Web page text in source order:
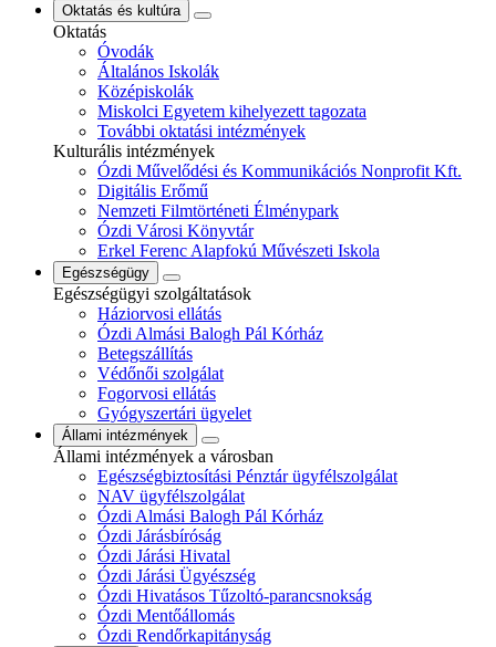
Oktatás és kultúra
Oktatás
Óvodák
Általános Iskolák
Középiskolák
Miskolci Egyetem kihelyezett tagozata
További oktatási intézmények
Kulturális intézmények
Ózdi Művelődési és Kommunikációs Nonprofit Kft.
Digitális Erőmű
Nemzeti Filmtörténeti Élménypark
Ózdi Városi Könyvtár
Erkel Ferenc Alapfokú Művészeti Iskola
Egészségügy
Egészségügyi szolgáltatások
Háziorvosi ellátás
Ózdi Almási Balogh Pál Kórház
Betegszállítás
Védőnői szolgálat
Fogorvosi ellátás
Gyógyszertári ügyelet
Állami intézmények
Állami intézmények a városban
Egészségbiztosítási Pénztár ügyfélszolgálat
NAV ügyfélszolgálat
Ózdi Almási Balogh Pál Kórház
Ózdi Járásbíróság
Ózdi Járási Hivatal
Ózdi Járási Ügyészség
Ózdi Hivatásos Tűzoltó-parancsnokság
Ózdi Mentőállomás
Ózdi Rendőrkapitányság